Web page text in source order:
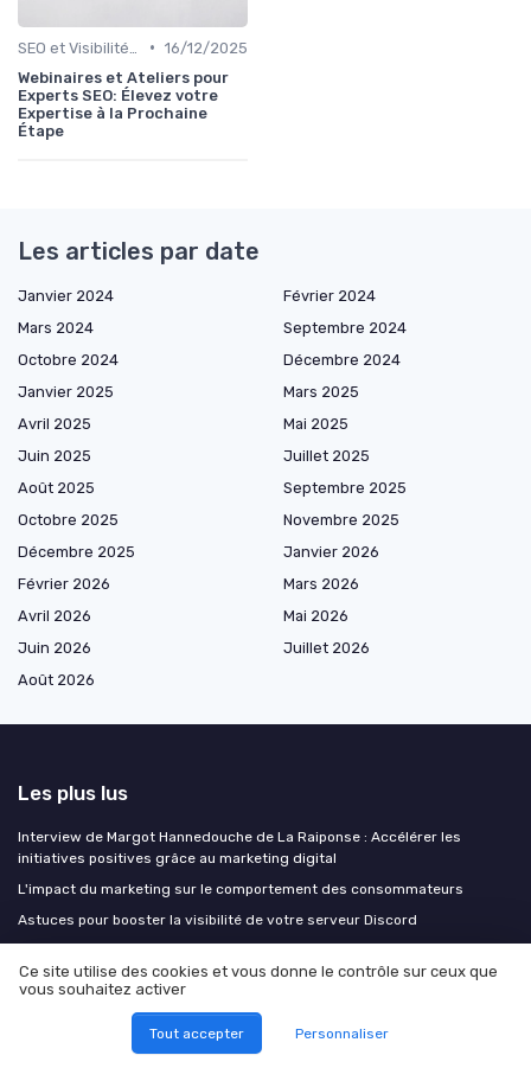
• 16/12/2025
Webinaires et Ateliers pour
Experts SEO: Élevez votre
Expertise à la Prochaine
Étape
Les articles par date
Janvier 2024
Février 2024
Mars 2024
Septembre 2024
Octobre 2024
Décembre 2024
Janvier 2025
Mars 2025
Avril 2025
Mai 2025
Juin 2025
Juillet 2025
Août 2025
Septembre 2025
Octobre 2025
Novembre 2025
Décembre 2025
Janvier 2026
Février 2026
Mars 2026
Avril 2026
Mai 2026
Juin 2026
Juillet 2026
Août 2026
Les plus lus
Interview de Margot Hannedouche de La Raiponse : Accélérer les
initiatives positives grâce au marketing digital
L'impact du marketing sur le comportement des consommateurs
Astuces pour booster la visibilité de votre serveur Discord
concrets
Ce site utilise des cookies et vous donne le contrôle sur ceux que
vous souhaitez activer
Tout accepter Personnaliser